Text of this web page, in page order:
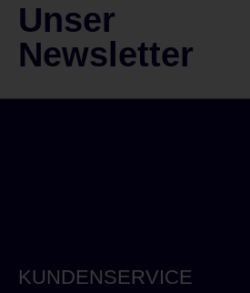
Unser
Newsletter
KUNDENSERVICE